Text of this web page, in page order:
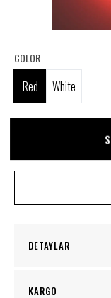
COLOR
Red White
DETAYLAR
LIMITED
KARGO